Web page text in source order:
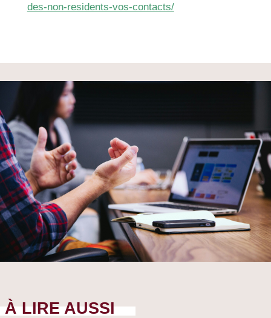
des-non-residents-vos-contacts/
À LIRE AUSSI